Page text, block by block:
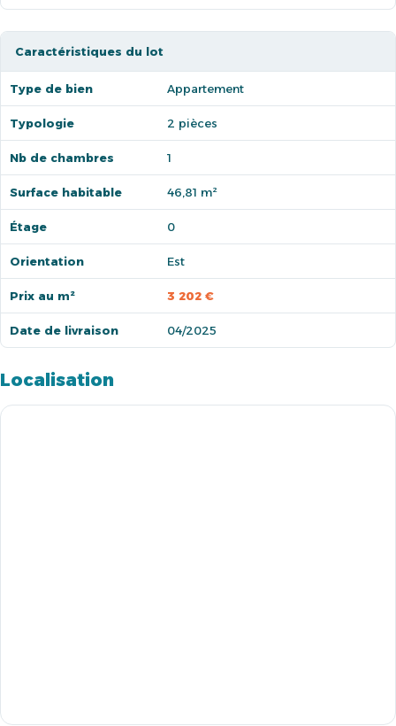
Caractéristiques du lot
Type de bien Appartement
Typologie 2 pièces
Nb de chambres 1
Surface habitable 46,81 m²
Étage 0
Orientation Est
Prix au m² 3 202 €
Date de livraison 04/2025
Localisation